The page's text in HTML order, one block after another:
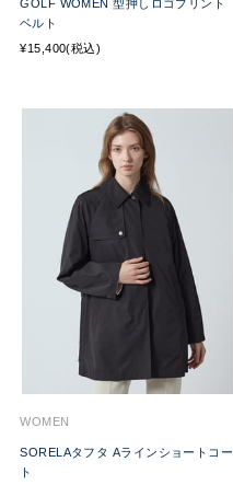
GOLF WOMEN 型押しロゴプリント
ベルト
¥15,400(税込)
WOMEN
SORELAタフタ Aラインショートコー
ト